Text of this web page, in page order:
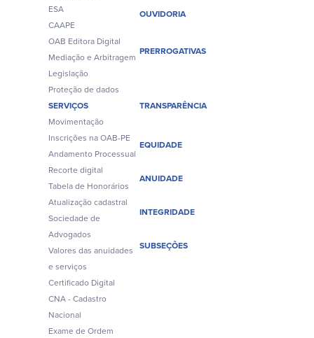
ESA
CAAPE
OAB Editora Digital
Mediação e Arbitragem
Legislação
Proteção de dados
OUVIDORIA
PRERROGATIVAS
SERVIÇOS
Movimentação
Inscrições na OAB-PE
Andamento Processual
Recorte digital
Tabela de Honorários
Atualização cadastral
Sociedade de
Advogados
Valores das anuidades
e serviços
Certificado Digital
CNA - Cadastro
Nacional
Exame de Ordem
TRANSPARÊNCIA
EQUIDADE
ANUIDADE
INTEGRIDADE
SUBSEÇÕES